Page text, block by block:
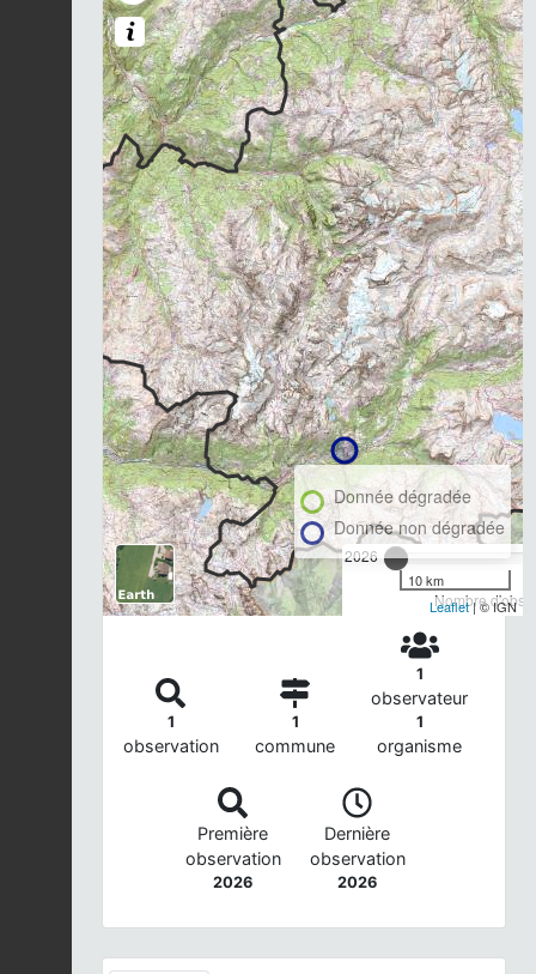
2026
Nombre
Donnée dégradée
Donnée non dégradée
10 km
Leaflet| © IGN
1
observation
1
commune
1
observateur
1
organisme
Première
observation
2026
Dernière
observation
2026